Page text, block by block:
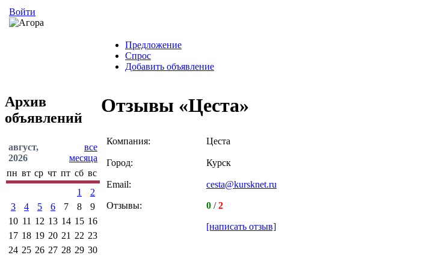
Войти
Предложение
Спрос
Добавить объявление
Архив
объявлений
август,
2026
все
месяца
пн вт ср чт пт сб вс
1
2
3
4 5 6 7 8
9
10 11 12 13 14 15 16
17 18 19 20 21 22 23
24 25 26 27 28 29 30
Отзывы «Цеста»
Компания: Цеста
Город: Курск
Email: cesta@kursknet.ru
Отзывы: 0 /2
[написать отзыв]